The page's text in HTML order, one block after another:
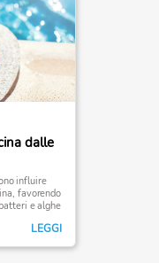
dalle
influire
favorendo
e alghe
LEGGI